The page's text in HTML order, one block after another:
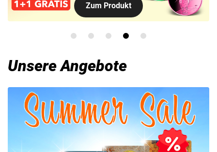
Zum Produkt
Unsere Angebote